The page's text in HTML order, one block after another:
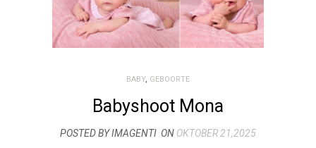
BABY, GEBOORTE
Babyshoot Mona
POSTED BY IMAGENTI ON OKTOBER 21,2025